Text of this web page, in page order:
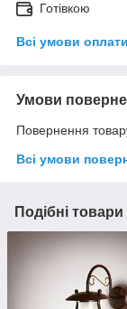
Готівкою
Всі умови оплати
Умови
Повернення
Всі умови
Подібні товари